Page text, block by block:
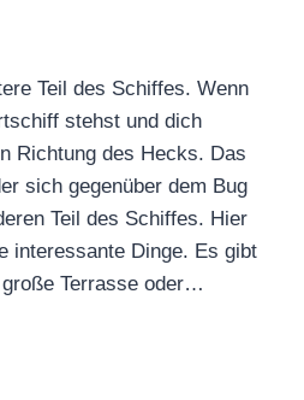
Teil des Schiffes. Wenn
stehst und dich
Richtung des Hecks. Das
sich gegenüber dem Bug
Teil des Schiffes. Hier
interessante Dinge. Es gibt
Terrasse oder…